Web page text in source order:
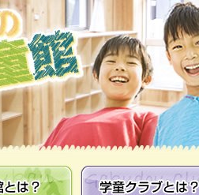
学童クラブとは？